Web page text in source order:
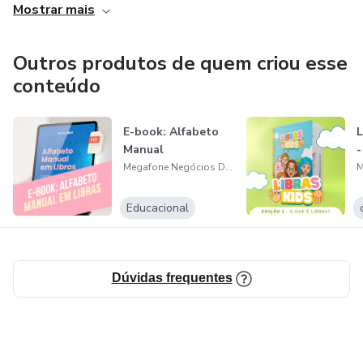
Mostrar mais
Outros produtos de quem criou esse
conteúdo
E-book: Alfabeto
Manual
Megafone Negócios Digitais Ltda
Educacional
Dúvidas frequentes